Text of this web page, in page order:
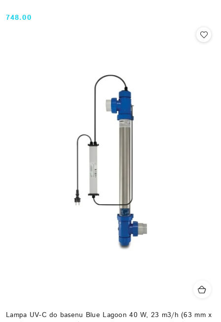
Cena:
748.00
Lampa UV-C do basenu Blue Lagoon 40 W, 23 m3/h (63 mm x